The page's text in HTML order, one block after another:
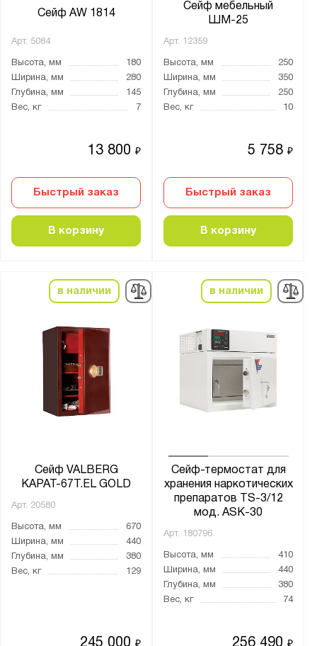
Сейф AW 1814
Арт. 5084
Высота, мм
180
Ширина, мм
280
Глубина, мм
145
Вес, кг
7
13 800₽
Быстрый заказ
В корзину
Сейф мебельный
ШМ-25
Арт. 12359
Высота, мм
250
Ширина, мм
350
Глубина, мм
250
Вес, кг
10
5 758₽
Быстрый заказ
В корзину
в наличии
Сейф VALBERG
КАРАТ-67Т.EL GOLD
Арт. 20580
Высота, мм
670
Ширина, мм
440
Глубина, мм
380
Вес, кг
129
245 000₽
в наличии
Сейф-термостат для
хранения наркотических
препаратов TS-3/12
мод. ASK-30
Арт. 180796
Высота, мм
410
Ширина, мм
440
Глубина, мм
380
Вес, кг
74
256 490₽
порошковое
Нагрузка на полку, кг:
Трейзер:
есть
1 ключевой
2 ключевых
2 кодовых электронных
3 ключевых
4 ключевых
Кодовый электронный
Кодовый электронный и ключевой
Электро-механический
электронно-биометрический